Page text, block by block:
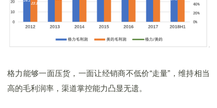
格力能够一面压货，一面让经销商不低价“走量”，维持相当
高的毛利润率，渠道掌控能力凸显无遗。